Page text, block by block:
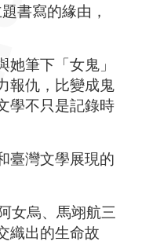
書寫的緣由，
筆下「女鬼」
報仇，比變成鬼
學不只是記錄時
臺灣文學展現的
女烏、馬翊航三
織出的生命故